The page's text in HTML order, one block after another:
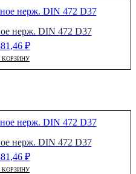
нерж. DIN 472 D37
₽
КОРЗИНУ
нерж. DIN 472 D37
₽
КОРЗИНУ